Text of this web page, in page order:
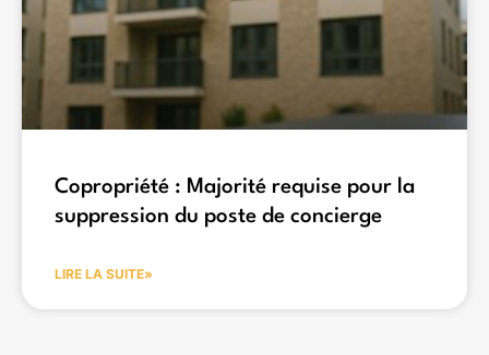
Copropriété : Majorité requise pour la
suppression du poste de concierge
LIRE LA SUITE»